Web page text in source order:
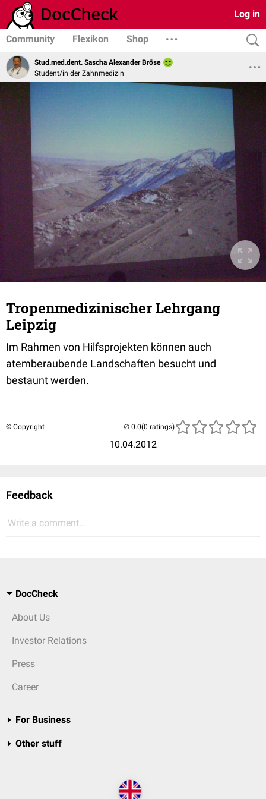
Log in
Community Flexikon Shop
Stud.med.dent. Sascha Alexander Bröse
Student/in der Zahnmedizin
Tropenmedizinischer Lehrgang
Leipzig
Im Rahmen von Hilfsprojekten können auch
atemberaubende Landschaften besucht und
bestaunt werden.
© Copyright
10.04.2012
(0 ratings)
Feedback
Write a comment...
DocCheck
About Us
Investor Relations
Press
Career
For Business
Other stuff